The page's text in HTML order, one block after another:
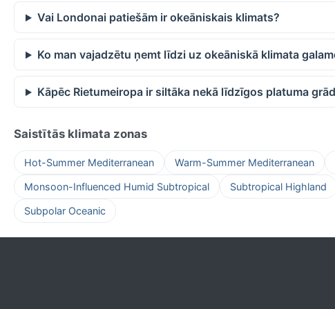
Vai Londonai patiešām ir okeāniskais klimats?
Ko man vajadzētu ņemt līdzi uz okeāniskā klimata
Kāpēc Rietumeiropa ir siltāka nekā līdzīgos platuma
Saistītās klimata zonas
Hot-Summer Mediterranean Warm-Summer Mediterranean
Monsoon-Influenced Humid Subtropical Subtropical Highland
Subpolar Oceanic